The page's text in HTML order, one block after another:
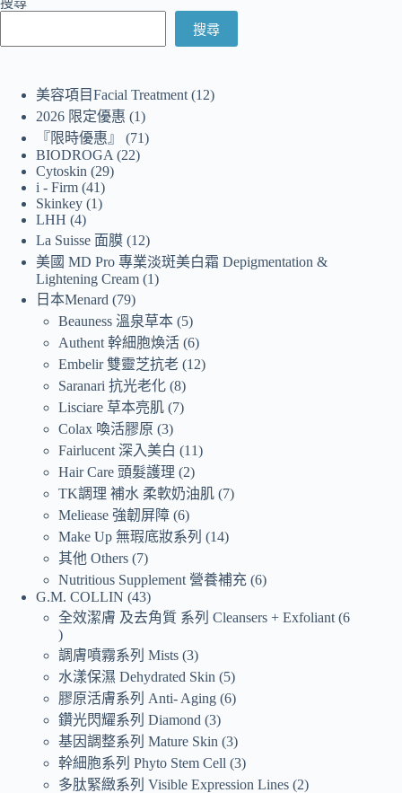
搜尋
美容項目Facial Treatment 12
2026 限定優惠
1
『限時優惠』
71
BIODROGA
22
Cytoskin
29
i - Firm 41
Skinkey 1
LHH 4
La Suisse 面膜 12
美國 MD Pro 專業淡斑美白霜 Depigmentation &
Lightening Cream 1
日本Menard
79
Beauness 溫泉草本 5
Authent 幹細胞煥活 6
Embelir 雙靈芝抗老 12
Saranari 抗光老化 8
Lisciare 草本亮肌 7
Colax 喚活膠原 3
Fairlucent 深入美白
11
Hair Care 頭髮護理
2
TK調理 補水 柔軟奶油肌 7
Meliease 強韌屏障 6
Make Up 無瑕底妝系列
14
其他 Others 7
Nutritious Supplement 營養補充 6
G.M. COLLIN 43
全效潔膚 及去角質 系列 Cleansers + Exfoliant 6
調膚噴霧系列 Mists 3
水漾保濕 Dehydrated Skin
5
膠原活膚系列 Anti- Aging 6
鑽光閃耀系列 Diamond 3
基因調整系列 Mature Skin 3
幹細胞系列 Phyto Stem Cell 3
多肽緊緻系列 Visible Expression Lines 2